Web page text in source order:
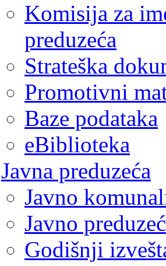
Komisija za
preduzeća
Strateška
Promotivni
Baze podataka
eBiblioteka
Javna preduzeća
Javno
Javno
Godišnji